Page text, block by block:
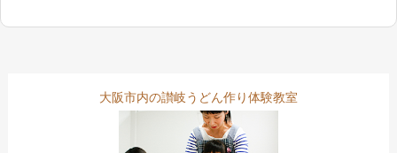
大阪市内の讃岐うどん作り体験教室